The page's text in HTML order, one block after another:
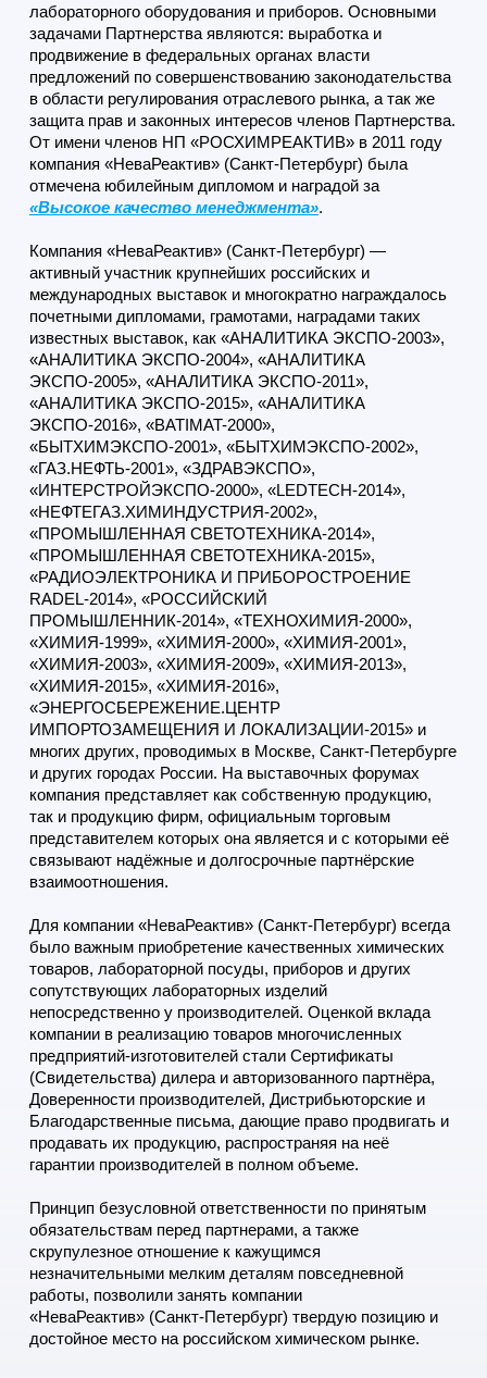
лабораторного оборудования и приборов. Основными
задачами Партнерства являются: выработка и
продвижение в федеральных органах власти
предложений по совершенствованию законодательства
в области регулирования отраслевого рынка, а так же
защита прав и законных интересов членов Партнерства.
От имени членов НП «РОСХИМРЕАКТИВ» в 2011 году
компания «НеваРеактив» (Санкт-Петербург) была
отмечена юбилейным дипломом и наградой за
«Высокое качество менеджмента».
Компания «НеваРеактив» (Санкт-Петербург) —
активный участник крупнейших российских и
международных выставок и многократно награждалось
почетными дипломами, грамотами, наградами таких
известных выставок, как «АНАЛИТИКА ЭКСПО-2003»,
«АНАЛИТИКА ЭКСПО-2004», «АНАЛИТИКА
ЭКСПО-2005», «АНАЛИТИКА ЭКСПО-2011»,
«АНАЛИТИКА ЭКСПО-2015», «АНАЛИТИКА
ЭКСПО-2016», «BATIMAT-2000»,
«БЫТХИМЭКСПО-2001», «БЫТХИМЭКСПО-2002»,
«ГАЗ.НЕФТЬ-2001», «ЗДРАВЭКСПО»,
«ИНТЕРСТРОЙЭКСПО-2000», «LEDTECH-2014»,
«НЕФТЕГАЗ.ХИМИНДУСТРИЯ-2002»,
«ПРОМЫШЛЕННАЯ СВЕТОТЕХНИКА-2014»,
«ПРОМЫШЛЕННАЯ СВЕТОТЕХНИКА-2015»,
«РАДИОЭЛЕКТРОНИКА И ПРИБОРОСТРОЕНИЕ
RADEL-2014», «РОССИЙСКИЙ
ПРОМЫШЛЕННИК-2014», «ТЕХНОХИМИЯ-2000»,
«ХИМИЯ-1999», «ХИМИЯ-2000», «ХИМИЯ-2001»,
«ХИМИЯ-2003», «ХИМИЯ-2009», «ХИМИЯ-2013»,
«ХИМИЯ-2015», «ХИМИЯ-2016»,
«ЭНЕРГОСБЕРЕЖЕНИЕ.ЦЕНТР
ИМПОРТОЗАМЕЩЕНИЯ И ЛОКАЛИЗАЦИИ-2015» и
многих других, проводимых в Москве, Санкт-Петербурге
и других городах России. На выставочных форумах
компания представляет как собственную продукцию,
так и продукцию фирм, официальным торговым
представителем которых она является и с которыми её
связывают надёжные и долгосрочные партнёрские
взаимоотношения.
Для компании «НеваРеактив» (Санкт-Петербург) всегда
было важным приобретение качественных химических
товаров, лабораторной посуды, приборов и других
сопутствующих лабораторных изделий
непосредственно у производителей. Оценкой вклада
компании в реализацию товаров многочисленных
предприятий-изготовителей стали Сертификаты
(Свидетельства) дилера и авторизованного партнёра,
Доверенности производителей, Дистрибьюторские и
Благодарственные письма, дающие право продвигать и
продавать их продукцию, распространяя на неё
гарантии производителей в полном объеме.
Принцип безусловной ответственности по принятым
обязательствам перед партнерами, а также
скрупулезное отношение к кажущимся
незначительными мелким деталям повседневной
работы, позволили занять компании
«НеваРеактив»(Санкт-Петербург) твердую позицию и
достойное место на российском химическом рынке.